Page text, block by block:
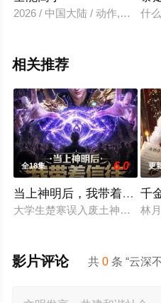
2026 / 中国大陆 / 动作,动画,奇
什
相关推荐
全18集 6.0
当上神明后，我带着信徒
大学生楚寒误入废土神选游戏
更
千
林
共0 条 “云深
影片评论